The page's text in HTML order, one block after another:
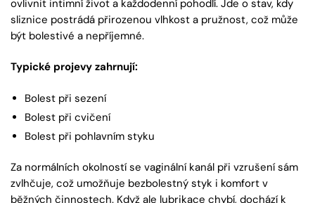
ovlivnit intimní život a každodenní pohodlí. Jde o stav, kdy
sliznice postrádá přirozenou vlhkost a pružnost, což může
být bolestivé a nepříjemné.
Typické projevy zahrnují:
Bolest při sezení
Bolest při cvičení
Bolest při pohlavním styku
Za normálních okolností se vaginální kanál při vzrušení sám
zvlhčuje, což umožňuje bezbolestný styk i komfort v
běžných činnostech. Když ale lubrikace chybí, dochází k